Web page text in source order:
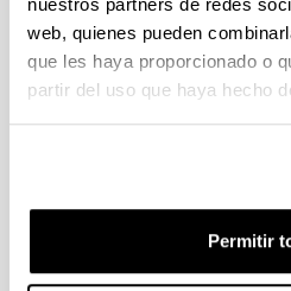
nuestros partners de redes
web, quienes pueden
que les haya proporcionado o
partir del uso que haya hecho
Permitir
Académica: (a) el
formulario de datos
cumplimentado y firmado
tesis de la UPV/EHU
NOTA: de cara
interesado podrá realizar
necesarias al servicio